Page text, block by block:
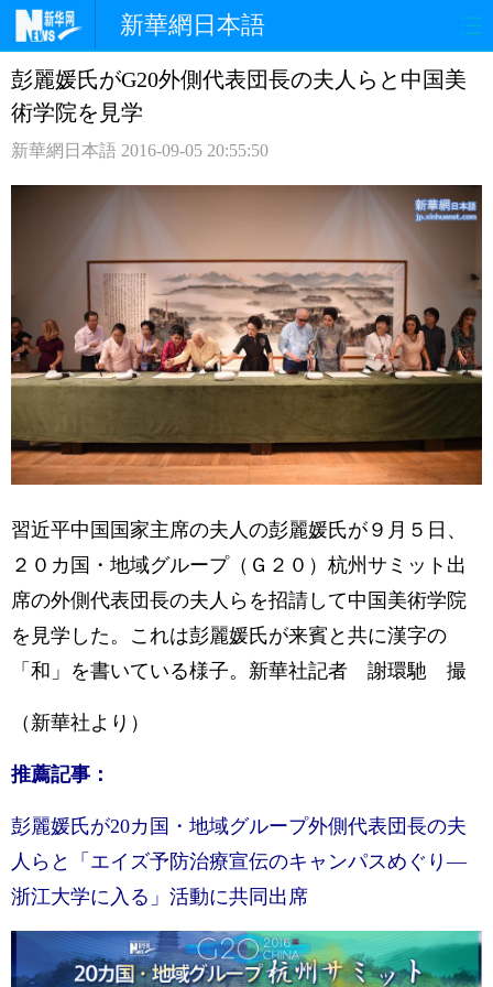
新華網日本語
ホームページ 政治 経済
写真
彭麗媛氏がG20外側代表団長の夫人らと中国美
術学院を見学
新華網日本語 2016-09-05 20:55:50
習近平中国国家主席の夫人の彭麗媛氏が９月５日、
２０カ国・地域グループ（Ｇ２０）杭州サミット出
席の外側代表団長の夫人らを招請して中国美術学院
を見学した。これは彭麗媛氏が来賓と共に漢字の
「和」を書いている様子。新華社記者 謝環馳 撮
（新華社より）
推薦記事：
彭麗媛氏が20カ国・地域グループ外側代表団長の夫
人らと「エイズ予防治療宣伝のキャンパスめぐり―
浙江大学に入る」活動に共同出席